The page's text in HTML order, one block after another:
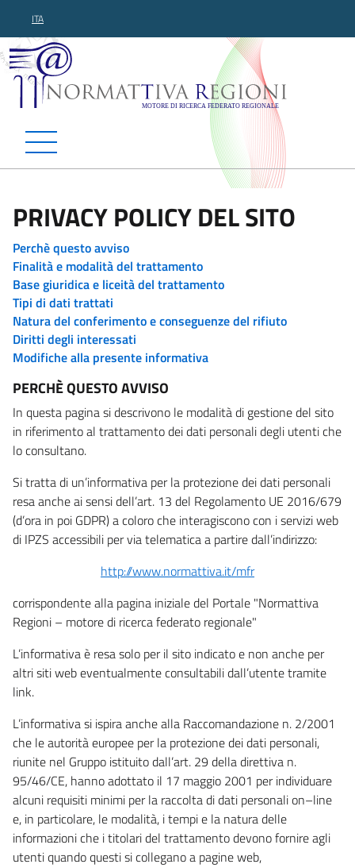
ITA
Normattiva Regioni -
PRIVACY POLICY DEL SITO
Perchè questo avviso
Finalità e modalità del trattamento
Base giuridica e liceità del trattamento
Tipi di dati trattati
Natura del conferimento e conseguenze del rifiuto
Diritti degli interessati
Modifiche alla presente informativa
PERCHÈ QUESTO AVVISO
In questa pagina si descrivono le modalità di gestione del sito
in riferimento al trattamento dei dati personali degli utenti che
lo consultano.
Si tratta di un’informativa per la protezione dei dati personali
resa anche ai sensi dell’art. 13 del Regolamento UE 2016/679
(d’ora in poi GDPR) a coloro che interagiscono con i servizi web
di IPZS accessibili per via telematica a partire dall’indirizzo:
http://www.normattiva.it/mfr
corrispondente alla pagina iniziale del Portale "Normattiva
Regioni – motore di ricerca federato regionale"
L’informativa è resa solo per il sito indicato e non anche per
altri siti web eventualmente consultabili dall’utente tramite
link.
L’informativa si ispira anche alla Raccomandazione n. 2/2001
che le autorità europee per la protezione dei dati personali,
riunite nel Gruppo istituito dall’art. 29 della direttiva n.
95/46/CE, hanno adottato il 17 maggio 2001 per individuare
alcuni requisiti minimi per la raccolta di dati personali on–line
e, in particolare, le modalità, i tempi e la natura delle
informazioni che i titolari del trattamento devono fornire agli
utenti quando questi si collegano a pagine web,